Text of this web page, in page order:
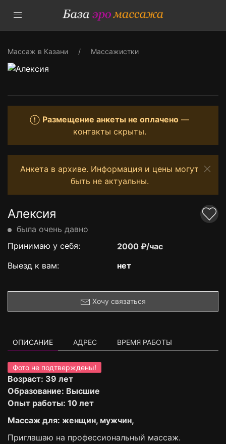
Массаж в Казани Массажистки
Размещение анкеты не оплачено —
контакты скрыты.
Анкета в архиве. Информация и цены могут
быть не актуальны.
Алексия
была очень давно
Принимаю у себя:
2000 ₽/час
Выезд к вам:
нет
Хочу связаться
ОПИСАНИЕ АДРЕС ВРЕМЯ РАБОТЫ
Фото не подтверждены!
Возраст: 39 лет
Образование: Высшие
Опыт работы: 10 лет
Массаж для: женщин, мужчин,
Приглашаю на профессиональный массаж.